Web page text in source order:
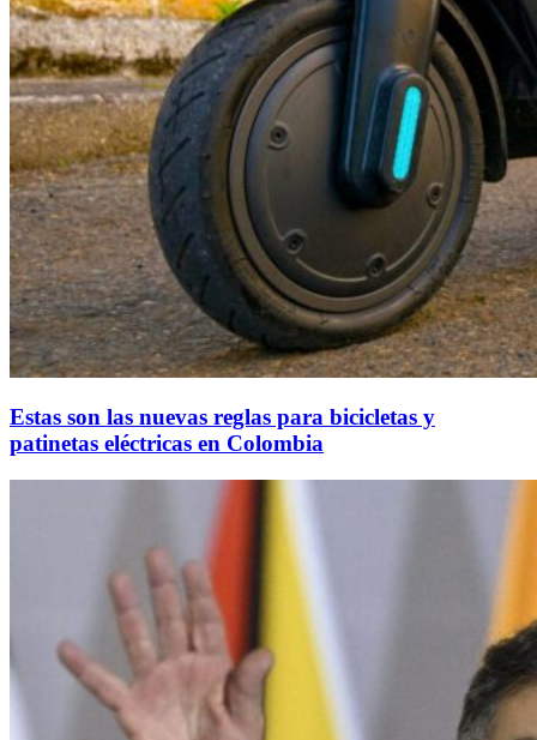
Estas son las nuevas reglas para bicicletas y
patinetas eléctricas en Colombia